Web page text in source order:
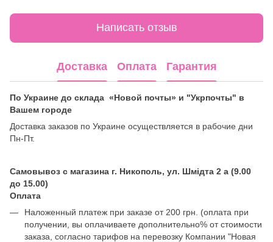
Написать отзыв
Доставка Оплата Гарантия
По Украине до склада «Новой почты» и "Укрпочты" в
Вашем городе
Доставка заказов по Украине осуществляется в рабочие дни
Пн-Пт.
Самовывоз с магазина г. Никополь, ул. Шмідта 2 а (9.00
до 15.00)
Оплата
Наложенный платеж при заказе от 200 грн. (оплата при
получении, вы оплачиваете дополнительно% от стоимости
заказа, согласно тарифов на перевозку Компании "Новая